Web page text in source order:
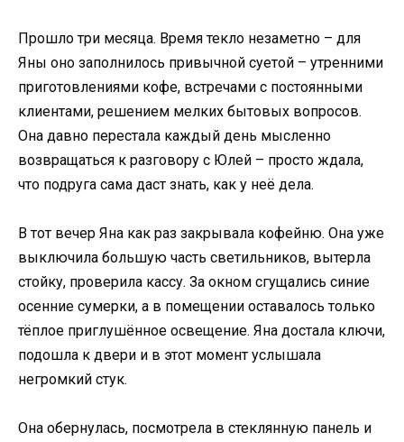
Прошло три месяца. Время текло незаметно – для
Яны оно заполнилось привычной суетой – утренними
приготовлениями кофе, встречами с постоянными
клиентами, решением мелких бытовых вопросов.
Она давно перестала каждый день мысленно
возвращаться к разговору с Юлей – просто ждала,
что подруга сама даст знать, как у неё дела.
В тот вечер Яна как раз закрывала кофейню. Она уже
выключила большую часть светильников, вытерла
стойку, проверила кассу. За окном сгущались синие
осенние сумерки, а в помещении оставалось только
тёплое приглушённое освещение. Яна достала ключи,
подошла к двери и в этот момент услышала
негромкий стук.
Она обернулась, посмотрела в стеклянную панель и